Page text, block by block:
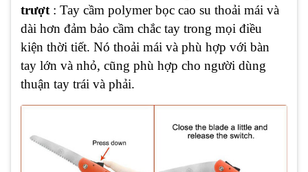
trượt : Tay cầm polymer bọc cao su thoải mái và
dài hơn đảm bảo cầm chắc tay trong mọi điều
kiện thời tiết. Nó thoải mái và phù hợp với bàn
tay lớn và nhỏ, cũng phù hợp cho người dùng
thuận tay trái và phải.